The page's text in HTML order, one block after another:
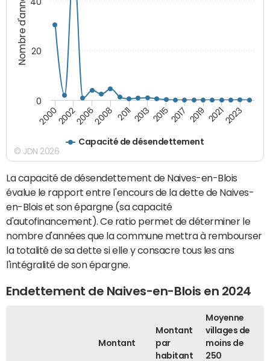
Nombre d'années
Capacité de désendettement
2000200220062008 2011 2013 20152017 2019 20212023
0
20
© JDN 2026
La capacité de désendettement de Naives-en-Blois
évalue le rapport entre l'encours de la dette de Naives-
en-Blois et son épargne (sa capacité
d'autofinancement). Ce ratio permet de déterminer le
nombre d'années que la commune mettra à rembourser
la totalité de sa dette si elle y consacre tous les ans
l'intégralité de son épargne.
Endettement de Naives-en-Blois en 2024
Montant
Montant
par
habitant
Moyenne
villages de
moins de
250